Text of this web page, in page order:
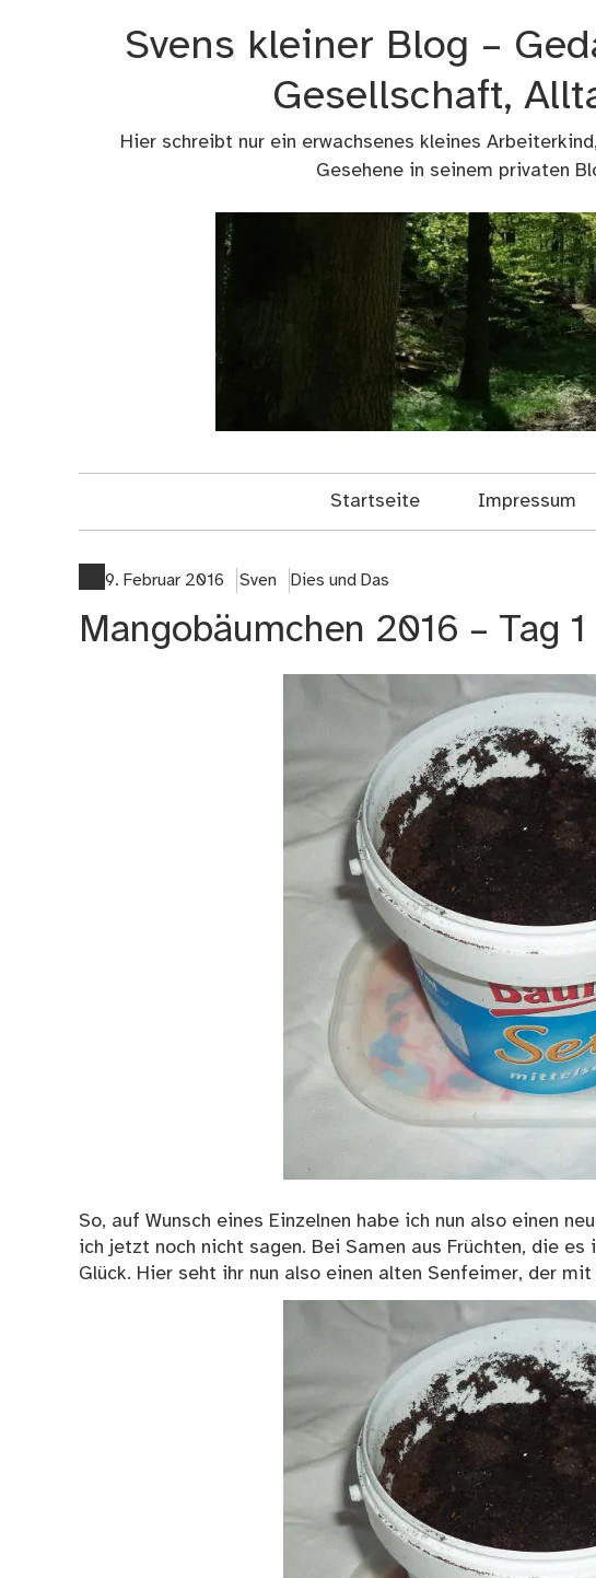
Svens kleiner Blog –
Gesellschaft,
Hier schreibt nur ein erwachsenes kleines
Gesehene in seinem privaten
Startseite Impressum
9. Februar 2016 Sven Dies und Das
Mangobäumchen 2016 – Tag 1
So, auf Wunsch eines Einzelnen habe ich nun also einen
ich jetzt noch nicht sagen. Bei Samen aus Früchten, die
Glück. Hier seht ihr nun also einen alten Senfeimer, der